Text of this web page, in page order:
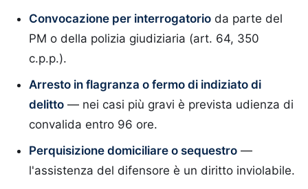
Convocazione per interrogatorio da parte del
PM o della polizia giudiziaria (art. 64, 350
c.p.p.).
Arresto in flagranza o fermo di indiziato di
delitto — nei casi più gravi è prevista udienza di
convalida entro 96 ore.
Perquisizione domiciliare o sequestro —
l'assistenza del difensore è un diritto inviolabile.